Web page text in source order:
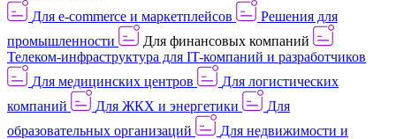
Для e-commerce и маркетплейсов
Решения для
промышленности
Для финансовых компаний
Телеком-инфраструктура для IT-компаний и разработчиков
Для медицинских центров
Для логистических
компаний
Для ЖКХ и энергетики
Для
образовательных организаций
Для недвижимости и